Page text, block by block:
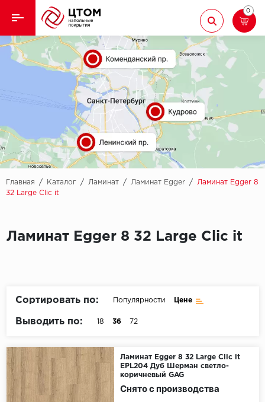
Назад
Кварцвиниловая плитка
Назад
Aberhof
Adelar
Alfa
AllureFloor
Alpine floor
Arbiton
CorkArt Vinyl
CronaFloor
Ламинат
Ковролин
Линолеум
Паркет
Плинтус
0
Главная / Каталог / Ламинат / Ламинат Egger /
Ламинат Egger 8
32 Large Clic it
Ламинат Egger 8 32 Large Clic it
Сортировать по: Популярности Цене
Выводить по: 18 36 72
Ламинат Egger 8 32 Large Clic it
EPL204 Дуб Шерман светло-
коричневый GAG
Снято с производства